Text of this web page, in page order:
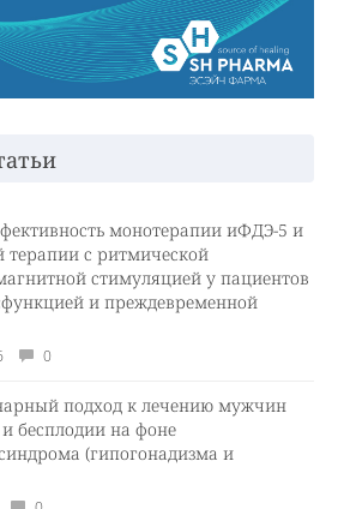
монотерапии иФДЭ-5 и
с ритмической
стимуляцией у пациентов
и преждевременной
0
подход к лечению мужчин
бесплодии на фоне
(гипогонадизма и